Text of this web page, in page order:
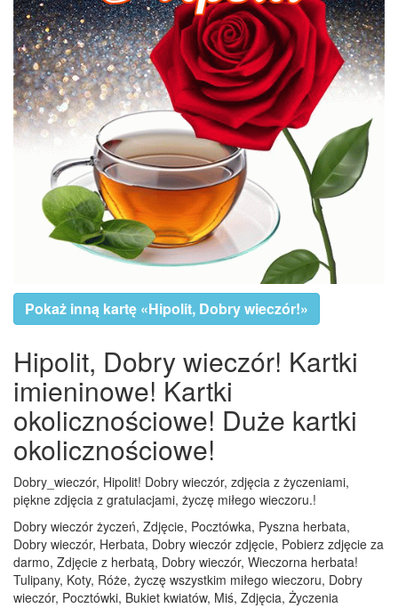
Pokaż inną kartę «Hipolit, Dobry wieczór!»
Hipolit, Dobry wieczór! Kartki
imieninowe! Kartki
okolicznościowe! Duże kartki
okolicznościowe!
Dobry_wieczór, Hipolit! Dobry wieczór, zdjęcia z życzeniami,
piękne zdjęcia z gratulacjami, życzę miłego wieczoru.!
Dobry wieczór życzeń, Zdjęcie, Pocztówka, Pyszna herbata,
Dobry wieczór, Herbata, Dobry wieczór zdjęcie, Pobierz zdjęcie za
darmo, Zdjęcie z herbatą, Dobry wieczór, Wieczorna herbata!
Tulipany, Koty, Róże, życzę wszystkim miłego wieczoru, Dobry
wieczór, Pocztówki, Bukiet kwiatów, Miś, Zdjęcia, Życzenia